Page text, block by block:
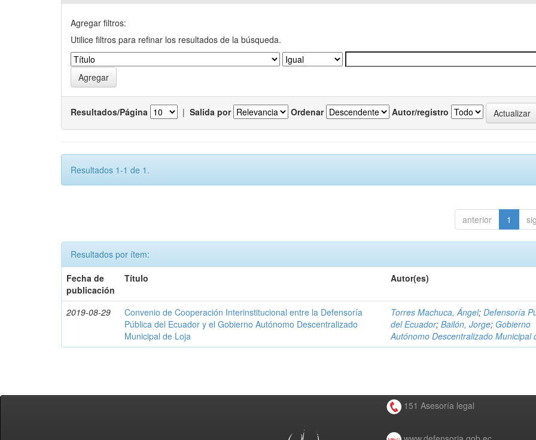
Agregar filtros:
Utilice filtros para refinar los resultados de la búsqueda.
Resultados/Página | Salida por Ordenar Autor/registro
Resultados 1-1 de 1.
anterior 1
Resultados por ítem:
Fecha de
publicación
Título Autor(es)
2019-08-29
Convenio de Cooperación Interinstitucional entre la Defensoría
Pública del Ecuador y el Gobierno Autónomo Descentralizado
Municipal de Loja
Torres Machuca, Ángel;Defensoría
del Ecuador;Bailón, Jorge; Gobierno
Autónomo Descentralizado Municipal
151 Asesoría legal